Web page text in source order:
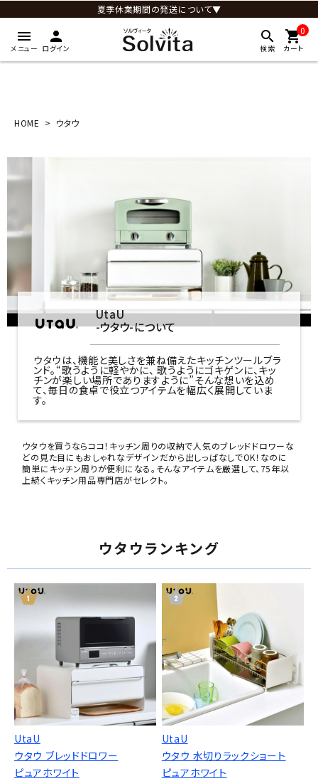
夏季休業期間の発送について▼
menu
メニュー
person
ログイン
search
検索
0
shopping_cart
カート
HOME ウタウ
UtaU
-ウタウ-について
ウタウは、機能と美しさを兼ね備えたキッチンツールブラ
ンド。“歌うように軽やかに、 歌うようにゴキゲンに、キッ
チンが楽しい場所でありますように”そんな想いを込め
て、毎日の食卓で役立つアイテムを幅広く展開していま
す。
ウタウを買うならココ！キッチン周りの収納で人気のブレッドドロワーな
どの見た目にもおしゃれなデザインだから出しっぱなしでOK！なのに
簡単にキッチン周りが便利になる。そんなアイテムを厳選して、75年以
上続くキッチン用品専門店がセレクト。
ウタウランキング
UtaU
ウタウ ブレッドドロワー
ピュアホワイト
UtaU
ウタウ 水切りラックショート
ピュアホワイト